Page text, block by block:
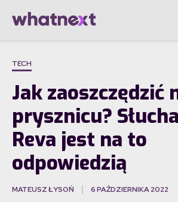
TECH
Jak zaoszczędzić
prysznicu?
Reva jest na to
odpowiedzią
MATEUSZ ŁYSOŃ 6 PAŹDZIERNIKA 2022